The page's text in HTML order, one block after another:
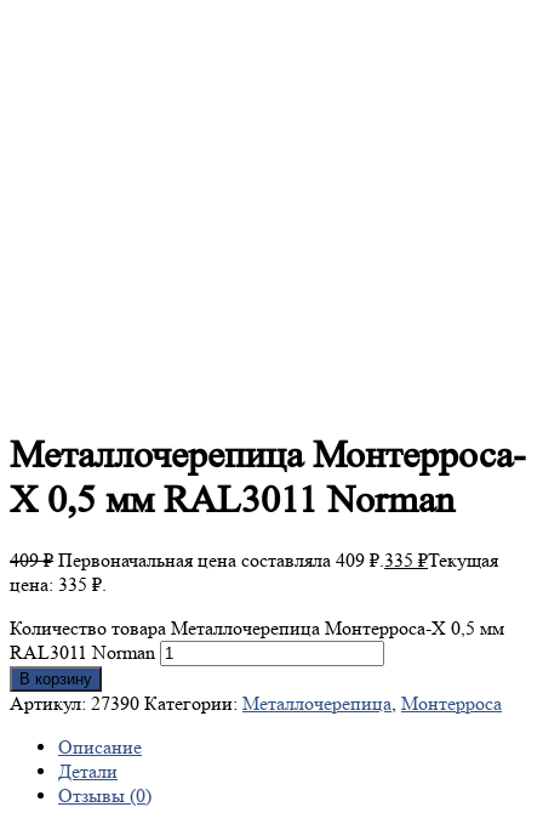
МеталлочерепицаМонтерроса-
X 0,5 мм RAL3011 Norman
409₽ Первоначальная цена составляла 409 ₽.335 ₽Текущая
цена: 335 ₽.
Количество товара Металлочерепица Монтерроса-X 0,5 мм
RAL3011 Norman
В корзину
Артикул: 27390 Категории: Металлочерепица, Монтерроса
Описание
Детали
Отзывы (0)